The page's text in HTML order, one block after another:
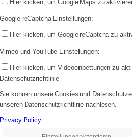
Hier klicken, um Google Maps zu
Google reCaptcha Einstellungen:
Hier klicken, um Google reCaptcha zu
Vimeo und YouTube Einstellungen:
Hier klicken, um Videoeinbettungen zu
Datenschutzrichtlinie
Sie können unsere Cookies und
unseren Datenschutzrichtlinie nachlesen.
Privacy Policy